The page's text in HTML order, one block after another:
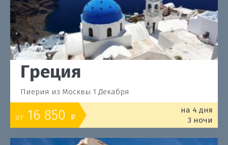
Греция
Пиерия из Москвы 1 Декабря
от 16 850 o
на 4 дня
3 ночи